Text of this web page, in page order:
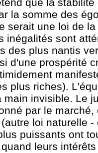
que la
la somme des
serait une loi de
inégalités sont
des plus nantis
d'une prospérité
plus riches).
main invisible. Le
par le
loi naturelle
puissants ont
leurs